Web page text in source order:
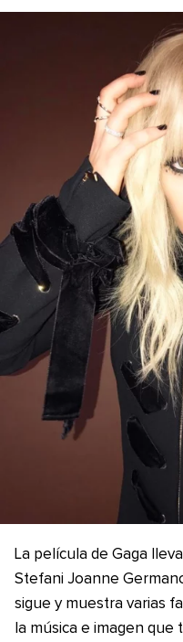
La película de Gaga
Stefani Joanne
sigue y muestra varias
la música e imagen